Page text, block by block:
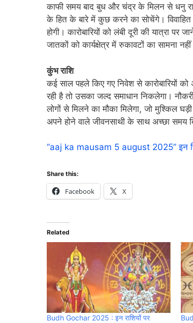
काफी समय बाद बुध और चंद्र के मिलन से धनु
के हित के बारे में कुछ करने का सोचेंगे।
होगी। कारोबारियों को लंबी दूरी की यात्रा
जातकों को कार्यक्षेत्र में रुकावटों का सामना
कुंभ राशि
कई साल पहले किए गए निवेश से कारोबारियों
रही है तो उसका जल्द समाधान निकलेगा।
लोगों से मिलने का मौका मिलेगा, जो मुश्किल
अपने होने वाले जीवनसाथी के साथ अच्छा
“aaj ka mausam 5 august 2025” इन
Share this:
Facebook X
Related
Budh Gochar 2025 : इन राशियों पर